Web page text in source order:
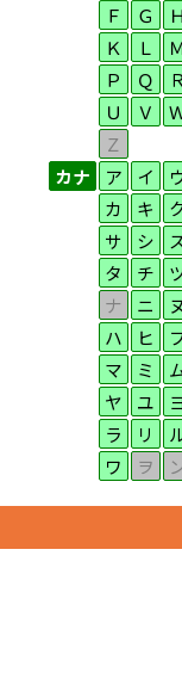
Ｆ
Ｇ Ｈ
Ｋ
Ｌ
Ｐ
Ｑ Ｒ
Ｕ
Ｖ
Ｚ
カナ
ア イ
カ
キ
サ
シ
タ
チ
ナ
ニ ヌ
ハ
ヒ
マ
ミ
ヤ
ユ
ラ
リ
ワ
ヲ